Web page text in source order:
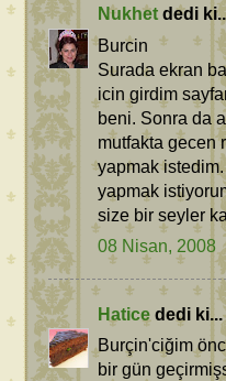
Nukhet dedi
Burcin
Surada ekran
icin girdim
beni. Sonra da
mutfakta gecen
yapmak
yapmak
size bir seyler
08 Nisan, 2008
Hatice dedi ki...
Burçin'ciğim
bir gün